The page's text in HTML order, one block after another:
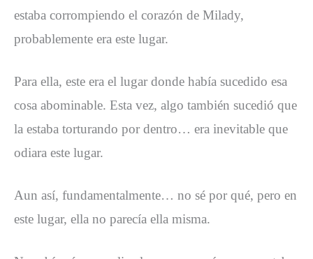
estaba corrompiendo el corazón de Milady,
probablemente era este lugar.
Para ella, este era el lugar donde había sucedido esa
cosa abominable. Esta vez, algo también sucedió que
la estaba torturando por dentro… era inevitable que
odiara este lugar.
Aun así, fundamentalmente… no sé por qué, pero en
este lugar, ella no parecía ella misma.